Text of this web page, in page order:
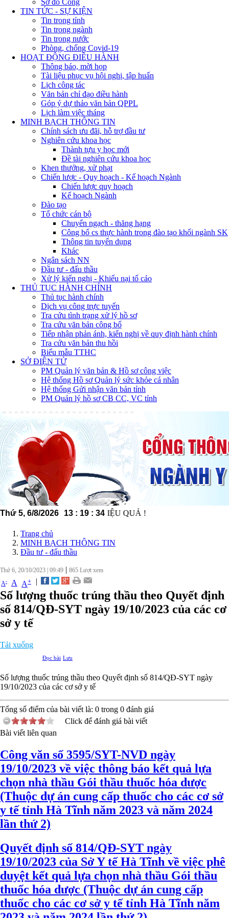
Sơ đồ Cổng
TIN TỨC - SỰ KIỆN
Tin trong tỉnh
Tin trong ngành
Tin trong nước
Phòng, chống Covid-19
HOẠT ĐỘNG ĐIỀU HÀNH
Thông báo, mời họp
Tài liệu phục vụ hội nghị, tập huấn
Lịch công tác
Văn bản chỉ đạo điều hành
Góp ý dự thảo văn bản QPPL
Lịch làm việc tháng
MINH BẠCH THÔNG TIN
Chính sách ưu đãi, hỗ trợ đầu tư
Nghiên cứu khoa học
Thành tựu y học mới
Đề tài nghiên cứu khoa học
Khen thưởng, xử phạt
Chiến lược - Quy hoạch - Kế hoạch Ngành
Chiến lược quy hoạch
Kế hoạch Ngành
Đào tạo
Tổ chức cán bộ
Chuyển ngạch - thăng hạng
Công bố cs thực hành trong đào tạo khối ngành SK
Thông tin tuyển dụng
Khác
Ngân sách NN
Đầu tư - đấu thầu
Xử lý kiến nghị - Khiếu nại tố cáo
THỦ TỤC HÀNH CHÍNH
Thủ tục hành chính
Dịch vụ công trực tuyến
Tra cứu tình trạng xử lý hồ sơ
Tra cứu văn bản công bố
Tiếp nhận phản ánh, kiến nghị về quy định hành chính
Tra cứu văn bản thu hồi
Biểu mẫu TTHC
SỞ ĐIỆN TỬ
PM Quản lý văn bản & Hồ sơ công việc
Hệ thống Hồ sơ Quản lý sức khỏe cá nhân
Hệ thống Gửi nhận văn bản tỉnh
PM Quản lý hồ sơ CB CC, VC tỉnh
Thứ 5, 6/8/2026 13 : 19 : 34
- MINH BẠCH - HIỆU QUẢ !
Trang chủ
MINH BẠCH THÔNG TIN
Đầu tư - đấu thầu
Thứ 6, 20/10/2023 09:49 | 865 Lượt xem
A- A A+ |
Số lượng thuốc trúng thầu theo Quyết định
số 814/QĐ-SYT ngày 19/10/2023 của các cơ
sở y tế
Tải xuống
Đọc bài Lưu
Số lượng thuốc trúng thầu theo Quyết định số 814/QĐ-SYT ngày
19/10/2023 của các cơ sở y tế
Tổng số điểm của bài viết là: 0 trong 0 đánh giá
Click để đánh giá bài viết
Bài viết liên quan
Công văn số 3595/SYT-NVD ngày
19/10/2023 về việc thông báo kết quả lựa
chọn nhà thầu Gói thầu thuốc hóa dược
(Thuộc dự án cung cấp thuốc cho các cơ sở
y tế tỉnh Hà Tĩnh năm 2023 và năm 2024
lần thứ 2)
Quyết định số 814/QĐ-SYT ngày
19/10/2023 của Sở Y tế Hà Tĩnh về việc phê
duyệt kết quả lựa chọn nhà thầu Gói thầu
thuốc hóa dược (Thuộc dự án cung cấp
thuốc cho các cơ sở y tế tỉnh Hà Tĩnh năm